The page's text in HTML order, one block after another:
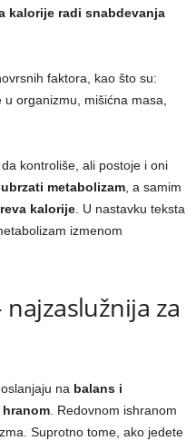
kalorije radi snabdevanja
faktora, kao što su:
organizmu, mišićna masa,
kontroliše, ali postoje i oni
ubrzati metabolizam, a samim
kalorije. U nastavku teksta
izmenom
za
na balans i
. Redovnom ishranom
Suprotno tome, ako jedete